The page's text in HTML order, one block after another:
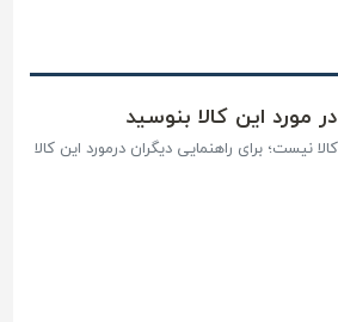
مورد این کالا بنوسید
نیست؛ برای راهنمایی دیگران درمورد این کالا